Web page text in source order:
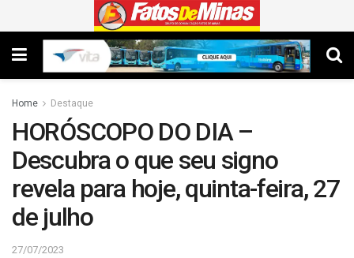
Home Destaque
HORÓSCOPO DO DIA –
Descubra o que seu signo
revela para hoje, quinta-feira, 27
de julho
27/07/2023